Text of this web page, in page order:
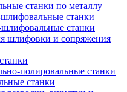
станки по металлу
станки
станки
шлифовки и сопряжения
полировальные станки
станки